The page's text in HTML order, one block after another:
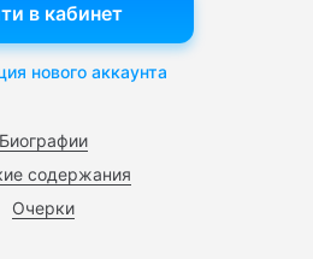
Биографии
содержания
Очерки
в кабинет
нового аккаунта